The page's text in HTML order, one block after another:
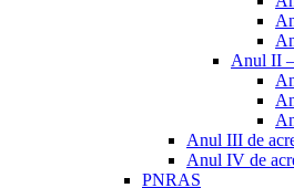
Anul II
Anul III de
Anul IV de
PNRAS